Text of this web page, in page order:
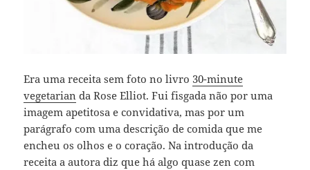
Era uma receita sem foto no livro 30-minute
vegetarian da Rose Elliot. Fui fisgada não por uma
imagem apetitosa e convidativa, mas por um
parágrafo com uma descrição de comida que me
encheu os olhos e o coração. Na introdução da
receita a autora diz que há algo quase zen com